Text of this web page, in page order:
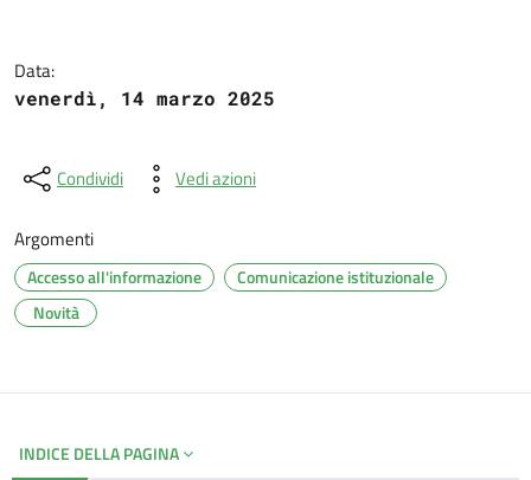
Data:
venerdì, 14 marzo 2025
Condividi Vedi azioni
Argomenti
Accesso all'informazione
Comunicazione istituzionale
Novità
INDICE DELLA PAGINA